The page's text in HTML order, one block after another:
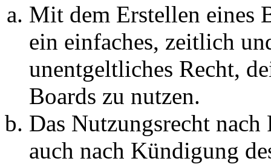
Mit dem Erstellen eines
ein einfaches, zeitlich
unentgeltliches Recht,
Boards zu nutzen.
Das Nutzungsrecht
auch nach Kündigung